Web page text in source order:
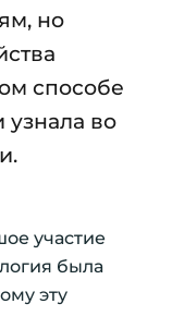
но
способе
узнала во
участие
была
эту